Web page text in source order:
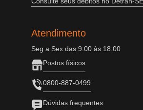
Atendimento
Seg a Sex das 9:00 às 18:00
Postos físicos
0800-887-0499
Dúvidas frequentes